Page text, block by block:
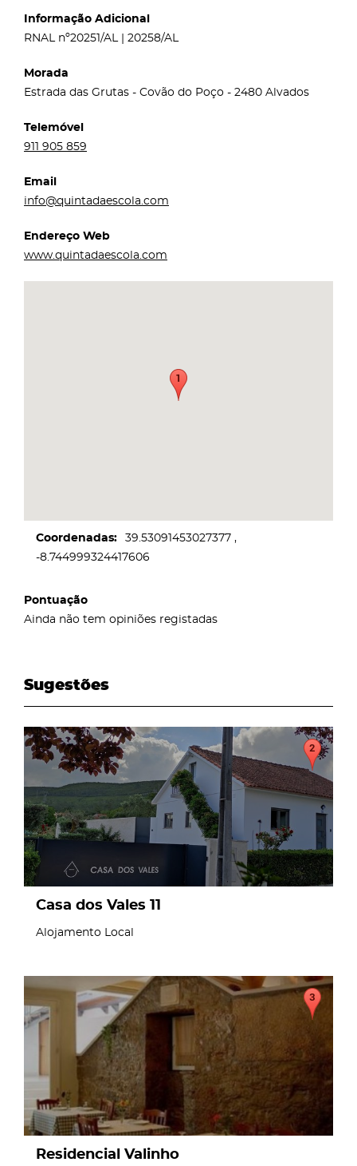
Informação Adicional
RNAL nº20251/AL | 20258/AL
Morada
Estrada das Grutas - Covão do Poço - 2480 Alvados
Telemóvel
911 905 859
Email
info@quintadaescola.com
Endereço Web
www.quintadaescola.com
Coordenadas
39.53091453027377
-8.744999324417606
Pontuação
Ainda não tem opiniões registadas
Sugestões
page
Casa dos Vales 11
Alojamento Local
page
Residencial Valinho